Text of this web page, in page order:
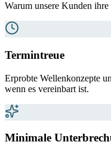
Warum unsere Kunden
Termintreue
Erprobte Wellenkonzepte
wenn es vereinbart ist.
Minimale